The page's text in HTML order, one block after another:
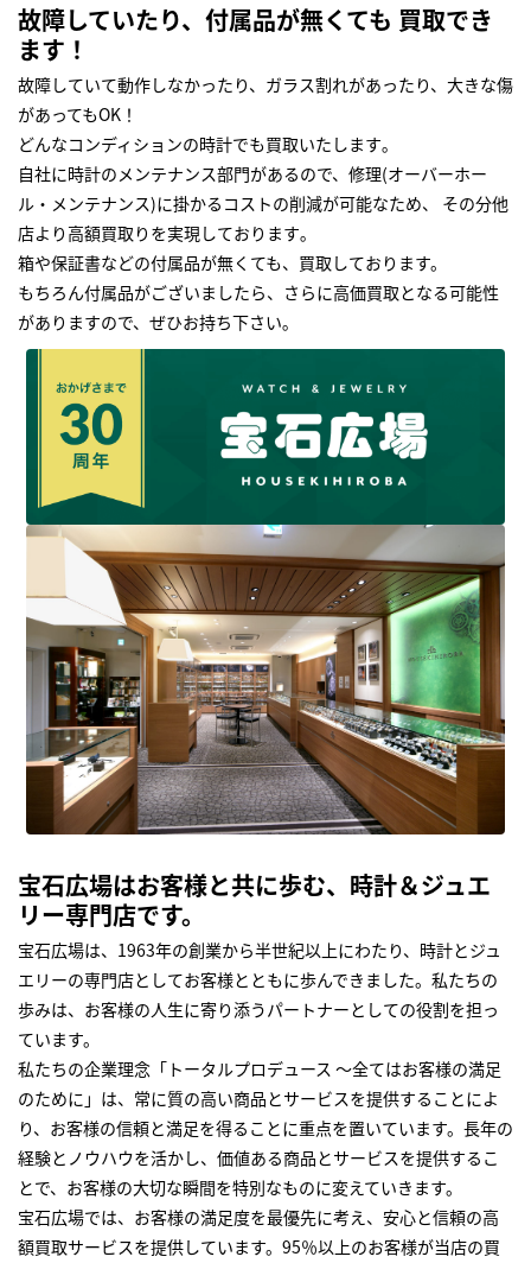
故障していたり、付属品が無くても 買取でき
ます！
故障していて動作しなかったり、ガラス割れがあったり、大きな傷
があってもOK！
どんなコンディションの時計でも買取いたします｡
自社に時計のメンテナンス部門があるので、修理(オーバーホー
ル・メンテナンス)に掛かるコストの削減が可能なため、 その分他
店より高額買取りを実現しております｡
箱や保証書などの付属品が無くても、買取しております。
もちろん付属品がございましたら、さらに高価買取となる可能性
がありますので、ぜひお持ち下さい｡
宝石広場はお客様と共に歩む、時計＆ジュエ
リー専門店です。
宝石広場は、1963年の創業から半世紀以上にわたり、時計とジュ
エリーの専門店としてお客様とともに歩んできました。私たちの
歩みは、お客様の人生に寄り添うパートナーとしての役割を担っ
ています。
私たちの企業理念「トータルプロデュース ～全てはお客様の満足
のために」は、常に質の高い商品とサービスを提供することによ
り、お客様の信頼と満足を得ることに重点を置いています。長年の
経験とノウハウを活かし、価値ある商品とサービスを提供するこ
とで、お客様の大切な瞬間を特別なものに変えていきます。
宝石広場では、お客様の満足度を最優先に考え、安心と信頼の高
額買取サービスを提供しています。95％以上のお客様が当店の買